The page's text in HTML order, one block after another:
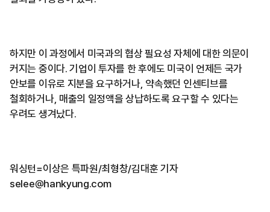
하지만 이 과정에서 미국과의 협상 필요성 자체에 대한 의문이
커지는 중이다. 기업이 투자를 한 후에도 미국이 언제든 국가
안보를 이유로 지분을 요구하거나, 약속했던 인센티브를
철회하거나, 매출의 일정액을 상납하도록 요구할 수 있다는
우려도 생겨났다.
워싱턴=이상은 특파원/최형창/김대훈 기자
selee@hankyung.com